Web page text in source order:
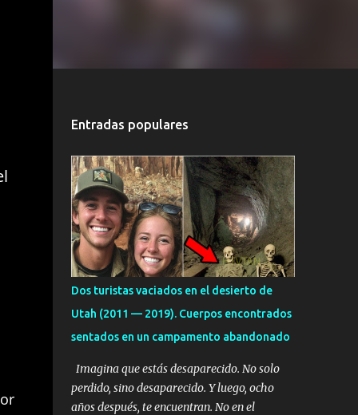
Entradas populares
Dos turistas vaciados en el desierto de
Utah (2011 — 2019). Cuerpos encontrados
sentados en un campamento abandonado
Imagina que estás desaparecido. No solo
perdido, sino desaparecido. Y luego, ocho
años después, te encuentran. No en el